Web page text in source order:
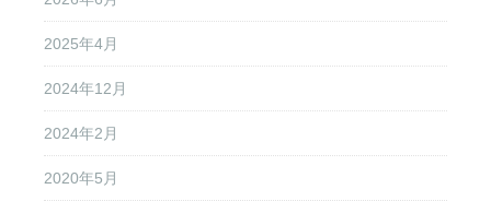
2025年4月
2024年12月
2024年2月
2020年5月